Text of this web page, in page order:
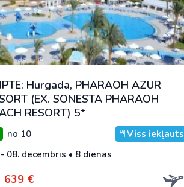
Hurgada, PHARAOH AZUR
(EX. SONESTA PHARAOH
RESORT) 5*
no 10
Viss iekļauts
08. decembris • 8 dienas
639 €